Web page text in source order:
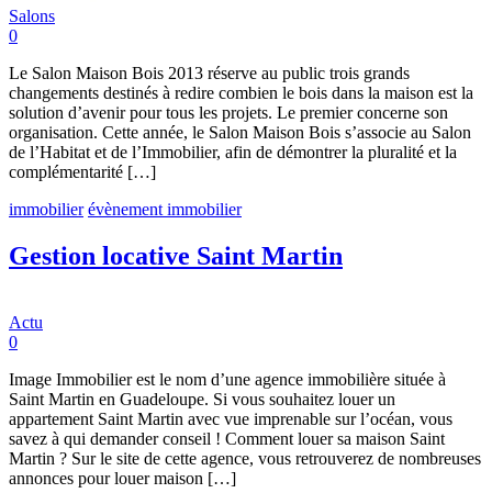
Salons
0
Le Salon Maison Bois 2013 réserve au public trois grands
changements destinés à redire combien le bois dans la maison est la
solution d’avenir pour tous les projets. Le premier concerne son
organisation. Cette année, le Salon Maison Bois s’associe au Salon
de l’Habitat et de l’Immobilier, afin de démontrer la pluralité et la
complémentarité […]
immobilier évènement immobilier
Gestion locative Saint Martin
Actu
0
Image Immobilier est le nom d’une agence immobilière située à
Saint Martin en Guadeloupe. Si vous souhaitez louer un
appartement Saint Martin avec vue imprenable sur l’océan, vous
savez à qui demander conseil ! Comment louer sa maison Saint
Martin ? Sur le site de cette agence, vous retrouverez de nombreuses
annonces pour louer maison […]